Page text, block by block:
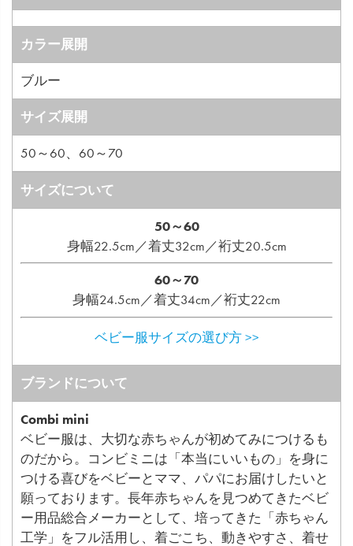
カラー展開
ブルー
サイズ展開
50～60、60～70
サイズについて
50～60
身幅22.5cm／着丈32cm／裄丈20.5cm
60～70
身幅24.5cm／着丈34cm／裄丈22cm
ベビー服サイズの選び方 >>
ブランドについて
Combi mini
ベビー服は、大切な赤ちゃんが初めてみにつけるも
のだから。コンビミニは「本当にいいもの」を身に
つける喜びをベビーとママ、パパにお届けしたいと
願っております。長年赤ちゃんを見つめてきたベビ
ー用品総合メーカーとして、培ってきた「赤ちゃん
工学」をフル活用し、着ごこち、動きやすさ、着せ